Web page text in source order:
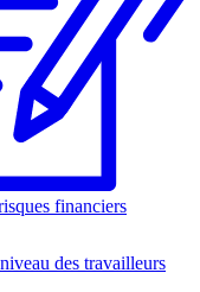
financiers
des travailleurs